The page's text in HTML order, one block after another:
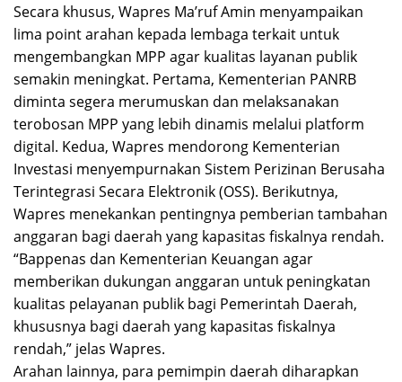
Secara khusus, Wapres Ma’ruf Amin menyampaikan
lima point arahan kepada lembaga terkait untuk
mengembangkan MPP agar kualitas layanan publik
semakin meningkat. Pertama, Kementerian PANRB
diminta segera merumuskan dan melaksanakan
terobosan MPP yang lebih dinamis melalui platform
digital. Kedua, Wapres mendorong Kementerian
Investasi menyempurnakan Sistem Perizinan Berusaha
Terintegrasi Secara Elektronik (OSS). Berikutnya,
Wapres menekankan pentingnya pemberian tambahan
anggaran bagi daerah yang kapasitas fiskalnya rendah.
“Bappenas dan Kementerian Keuangan agar
memberikan dukungan anggaran untuk peningkatan
kualitas pelayanan publik bagi Pemerintah Daerah,
khususnya bagi daerah yang kapasitas fiskalnya
rendah,” jelas Wapres.
Arahan lainnya, para pemimpin daerah diharapkan